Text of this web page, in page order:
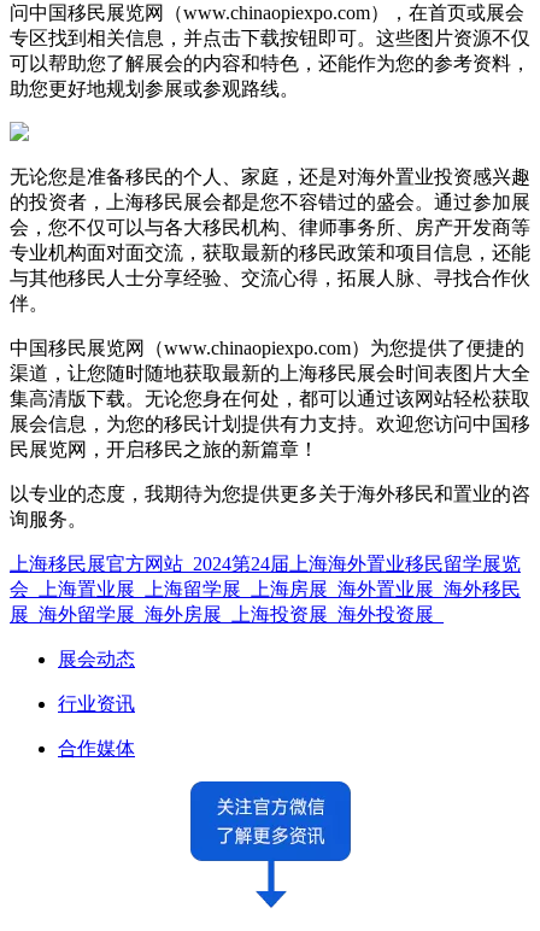
问中国移民展览网（www.chinaopiexpo.com），在首页或展会
专区找到相关信息，并点击下载按钮即可。这些图片资源不仅
可以帮助您了解展会的内容和特色，还能作为您的参考资料，
助您更好地规划参展或参观路线。
无论您是准备移民的个人、家庭，还是对海外置业投资感兴趣
的投资者，上海移民展会都是您不容错过的盛会。通过参加展
会，您不仅可以与各大移民机构、律师事务所、房产开发商等
专业机构面对面交流，获取最新的移民政策和项目信息，还能
与其他移民人士分享经验、交流心得，拓展人脉、寻找合作伙
伴。
中国移民展览网（www.chinaopiexpo.com）为您提供了便捷的
渠道，让您随时随地获取最新的上海移民展会时间表图片大全
集高清版下载。无论您身在何处，都可以通过该网站轻松获取
展会信息，为您的移民计划提供有力支持。欢迎您访问中国移
民展览网，开启移民之旅的新篇章！
以专业的态度，我期待为您提供更多关于海外移民和置业的咨
询服务。
上海移民展官方网站_2024第24届上海海外置业移民留学展览
会_上海置业展_上海留学展_上海房展_海外置业展_海外移民
展_海外留学展_海外房展_上海投资展_海外投资展_
展会动态
行业资讯
合作媒体